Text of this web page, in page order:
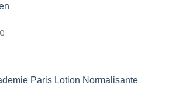
Paris Lotion Normalisante